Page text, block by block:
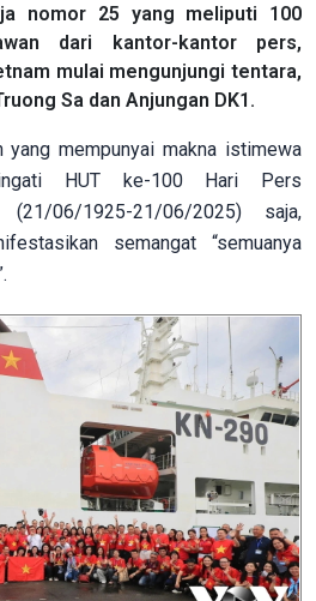
nomor 25 yang meliputi 100
dari kantor-kantor pers,
mulai mengunjungi tentara,
Sa dan Anjungan DK1.
yang mempunyai makna istimewa
HUT ke-100 Hari Pers
(21/06/1925-21/06/2025) saja,
semangat “semuanya